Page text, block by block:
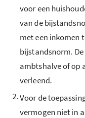
voor een
van de
met een inkomen
bijstandsnorm.
ambtshalve of op
verleend.
2.Voor de
vermogen niet in